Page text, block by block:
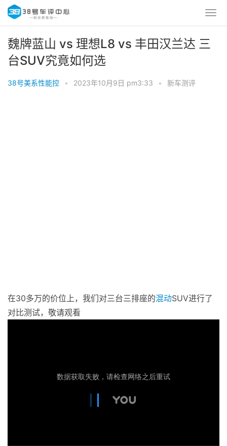
魏牌蓝山 vs 理想L8 vs 丰田汉兰达 三
台SUV究竟如何选
38号美系性能控 • 2023年10月9日 pm3:33 • 新车测评
在30多万的价位上，我们对三台三排座的混动SUV进行了
对比测试，敬请观看